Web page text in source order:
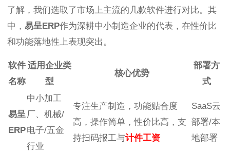
了解，我们选取了市场上主流的几款软件进行对比。其
中， 易呈ERP作为深耕中小制造企业的代表，在性价比
和功能落地性上表现突出。
软件
名称
适用企业类
型
核心优势
部署方
式
易呈
ERP
中小加工
厂、机械/
电子/五金
行业
专注生产制造，功能贴合度
高，操作简单，性价比高，支
持扫码报工与计件工资
SaaS云
部署/本
地部署